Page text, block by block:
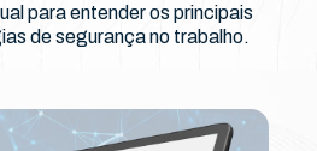
para entender os principais
de segurança no trabalho.